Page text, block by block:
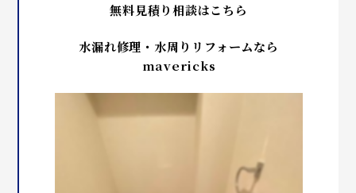
無料見積り相談はこちら
水漏れ修理・水周りリフォームなら
mavericks